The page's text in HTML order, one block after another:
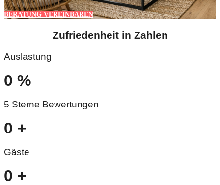
BERATUNG VEREINBAREN
Zufriedenheit in Zahlen
Auslastung
0 %
5 Sterne Bewertungen
0 +
Gäste
0 +